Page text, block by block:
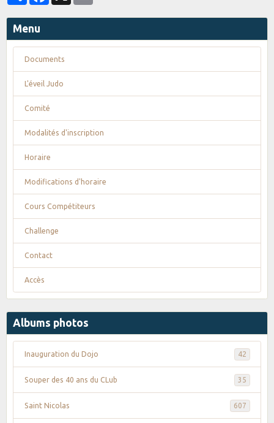
Menu
Documents
L'éveil Judo
Comité
Modalités d'inscription
Horaire
Modifications d'horaire
Cours Compétiteurs
Challenge
Contact
Accès
Albums photos
Inauguration du Dojo 42
Souper des 40 ans du CLub 35
Saint Nicolas 607